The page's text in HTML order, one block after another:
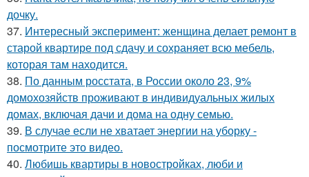
дочку.
37. Интересный эксперимент: женщина делает ремонт в
старой квартире под сдачу и сохраняет всю мебель,
которая там находится.
38. По данным росстата, в России около 23, 9%
домохозяйств проживают в индивидуальных жилых
домах, включая дачи и дома на одну семью.
39. В случае если не хватает энергии на уборку -
посмотрите это видео.
40. Любишь квартиры в новостройках, люби и